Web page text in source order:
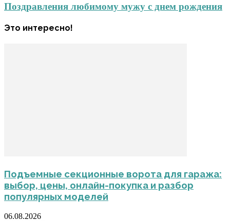
Поздравления любимому мужу с днем рождения
Это интересно!
Подъемные секционные ворота для гаража:
выбор, цены, онлайн-покупка и разбор
популярных моделей
06.08.2026